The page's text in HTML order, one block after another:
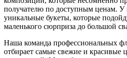
получателю по доступным ценам. У
уникальные букеты, которые
маленького сюрприза до большой
Наша команда профессиональных
отбирает самые свежие и красивые